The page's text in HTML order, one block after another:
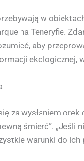
w
na Teneryfie.
aby
ekologicznej,
za wysłaniem
śmierć”.
warunki do